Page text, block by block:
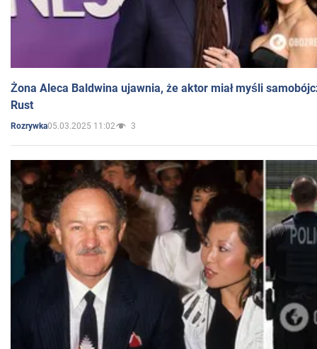
Żona Aleca Baldwina ujawnia, że aktor miał myśli
Rust
Rozrywka05.03.2025 11:02 3